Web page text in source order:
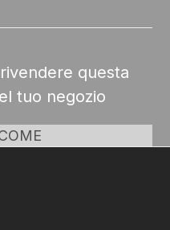
questa
tuo negozio